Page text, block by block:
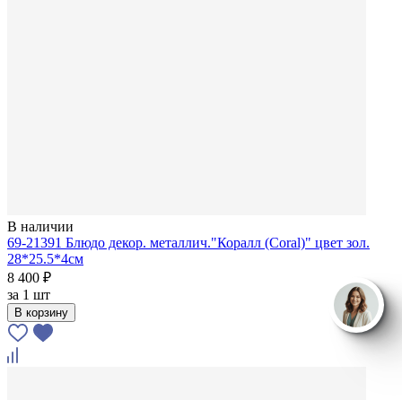
В наличии
69-21391 Блюдо декор. металлич."Коралл (Coral)" цвет зол.
28*25.5*4см
8 400 ₽
за 1 шт
В корзину